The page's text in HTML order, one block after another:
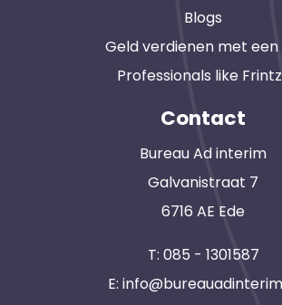
Blogs
Geld verdienen met
Professionals like
Contact
Bureau Ad interim
Galvanistraat 7
6716 AE Ede
T: 085 - 1301587
E: